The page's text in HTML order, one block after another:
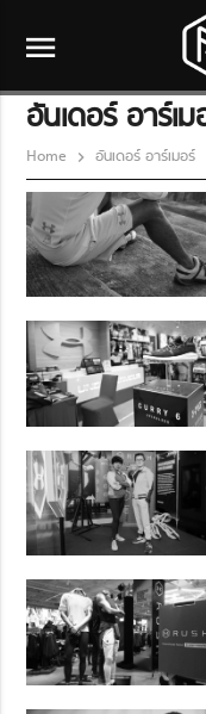
menu
อันเดอร์ อาร์เ
Home อันเดอร์ อาร์เมอร์